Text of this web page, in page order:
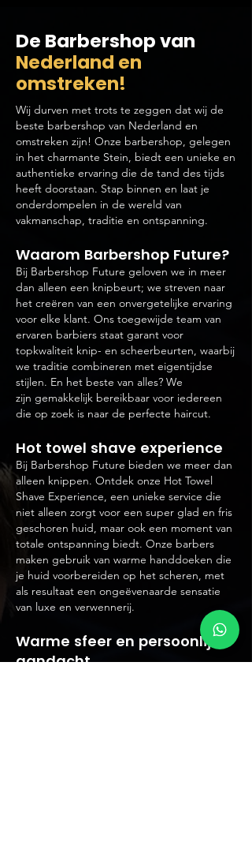
De Barbershop van
Nederland en
omstreken!
Wij durven met trots te zeggen dat wij de
beste barbershop van Nederland en
omstreken zijn! Onze barbershop, gelegen
in het charmante Stein, biedt een unieke en
authentieke ervaring die de tand des tijds
heeft doorstaan. Stap binnen en laat je
onderdompelen in de wereld van
vakmanschap, traditie en ontspanning.
Waarom Barbershop Future?
Bij Barbershop Future geloven we in meer
dan alleen een knipbeurt; we streven naar
het creëren van een onvergetelijke ervaring
voor elke klant. Ons toegewijde team van
ervaren barbiers staat garant voor
topkwaliteit knip- en scheerbeurten, waarbij
we traditie combineren met eigentijdse
stijlen. En het beste van alles? We
zijn gemakkelijk bereikbaar voor iedereen
die op zoek is naar de perfecte haircut.
Hot towel shave experience
Bij Barbershop Future bieden we meer dan
alleen knippen. Ontdek onze Hot Towel
Shave Experience, een unieke service die
niet alleen zorgt voor een super glad en fris
geschoren huid, maar ook een moment van
totale ontspanning biedt. Onze barbers
maken gebruik van warme handdoeken die
je huid voorbereiden op het scheren, met
als resultaat een ongeëvenaarde sensatie
van luxe en verwennerij.
Warme sfeer en persoonlijke
aandacht